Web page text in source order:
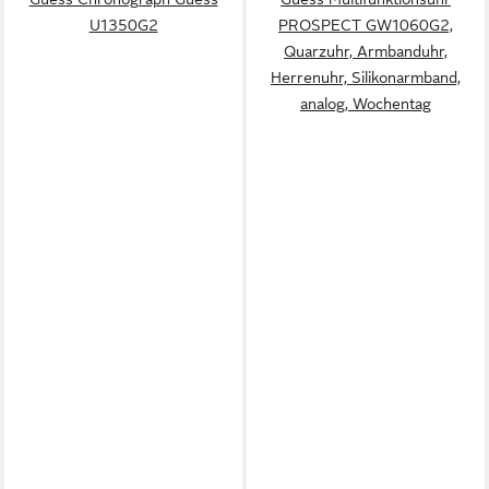
U1350G2
PROSPECT GW1060G2,
Quarzuhr, Armbanduhr,
Herrenuhr, Silikonarmband,
analog, Wochentag